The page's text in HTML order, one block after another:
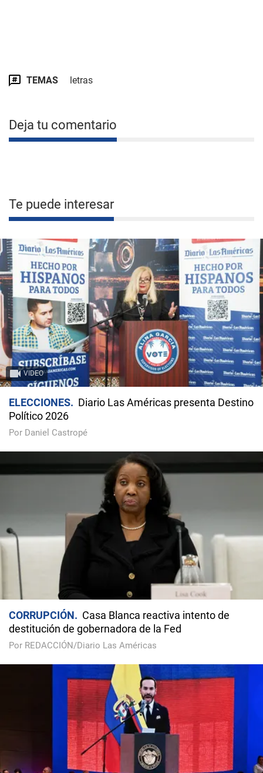
TEMAS letras
Deja tu comentario
Te puede interesar
VIDEO
ELECCIONES
Diario Las Américas presenta Destino
Político 2026
Por Daniel Castropé
CORRUPCIÓN
Casa Blanca reactiva intento de
destitución de gobernadora de la Fed
Por REDACCIÓN/Diario Las Américas